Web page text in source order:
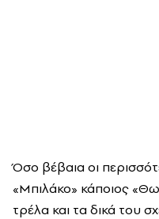
Όσο βέβαια οι
«Μπιλάκο» κάποιος
τρέλα και τα δικά του